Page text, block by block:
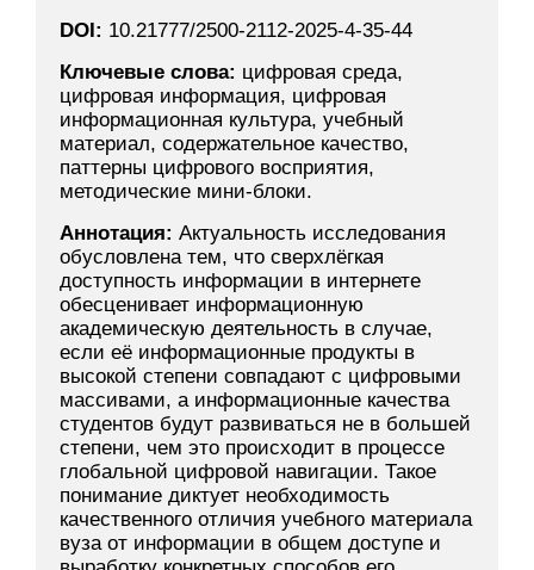
DOI: 10.21777/2500-2112-2025-4-35-44
Ключевые слова: цифровая среда,
цифровая информация, цифровая
информационная культура, учебный
материал, содержательное качество,
паттерны цифрового восприятия,
методические мини-блоки.
Аннотация: Актуальность исследования
обусловлена тем, что сверхлёгкая
доступность информации в интернете
обесценивает информационную
академическую деятельность в случае,
если её информационные продукты в
высокой степени совпадают с цифровыми
массивами, а информационные качества
студентов будут развиваться не в большей
степени, чем это происходит в процессе
глобальной цифровой навигации. Такое
понимание диктует необходимость
качественного отличия учебного материала
вуза от информации в общем доступе и